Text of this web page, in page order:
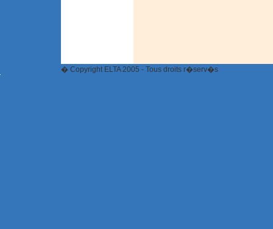
� Copyright ELTA 2005 - Tous droits r�serv�s